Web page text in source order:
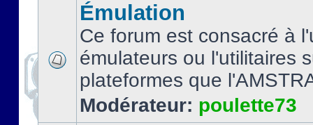
Émulation
Ce forum est consacré à
émulateurs ou l'utilitaires
plateformes que
Modérateur: poulette73